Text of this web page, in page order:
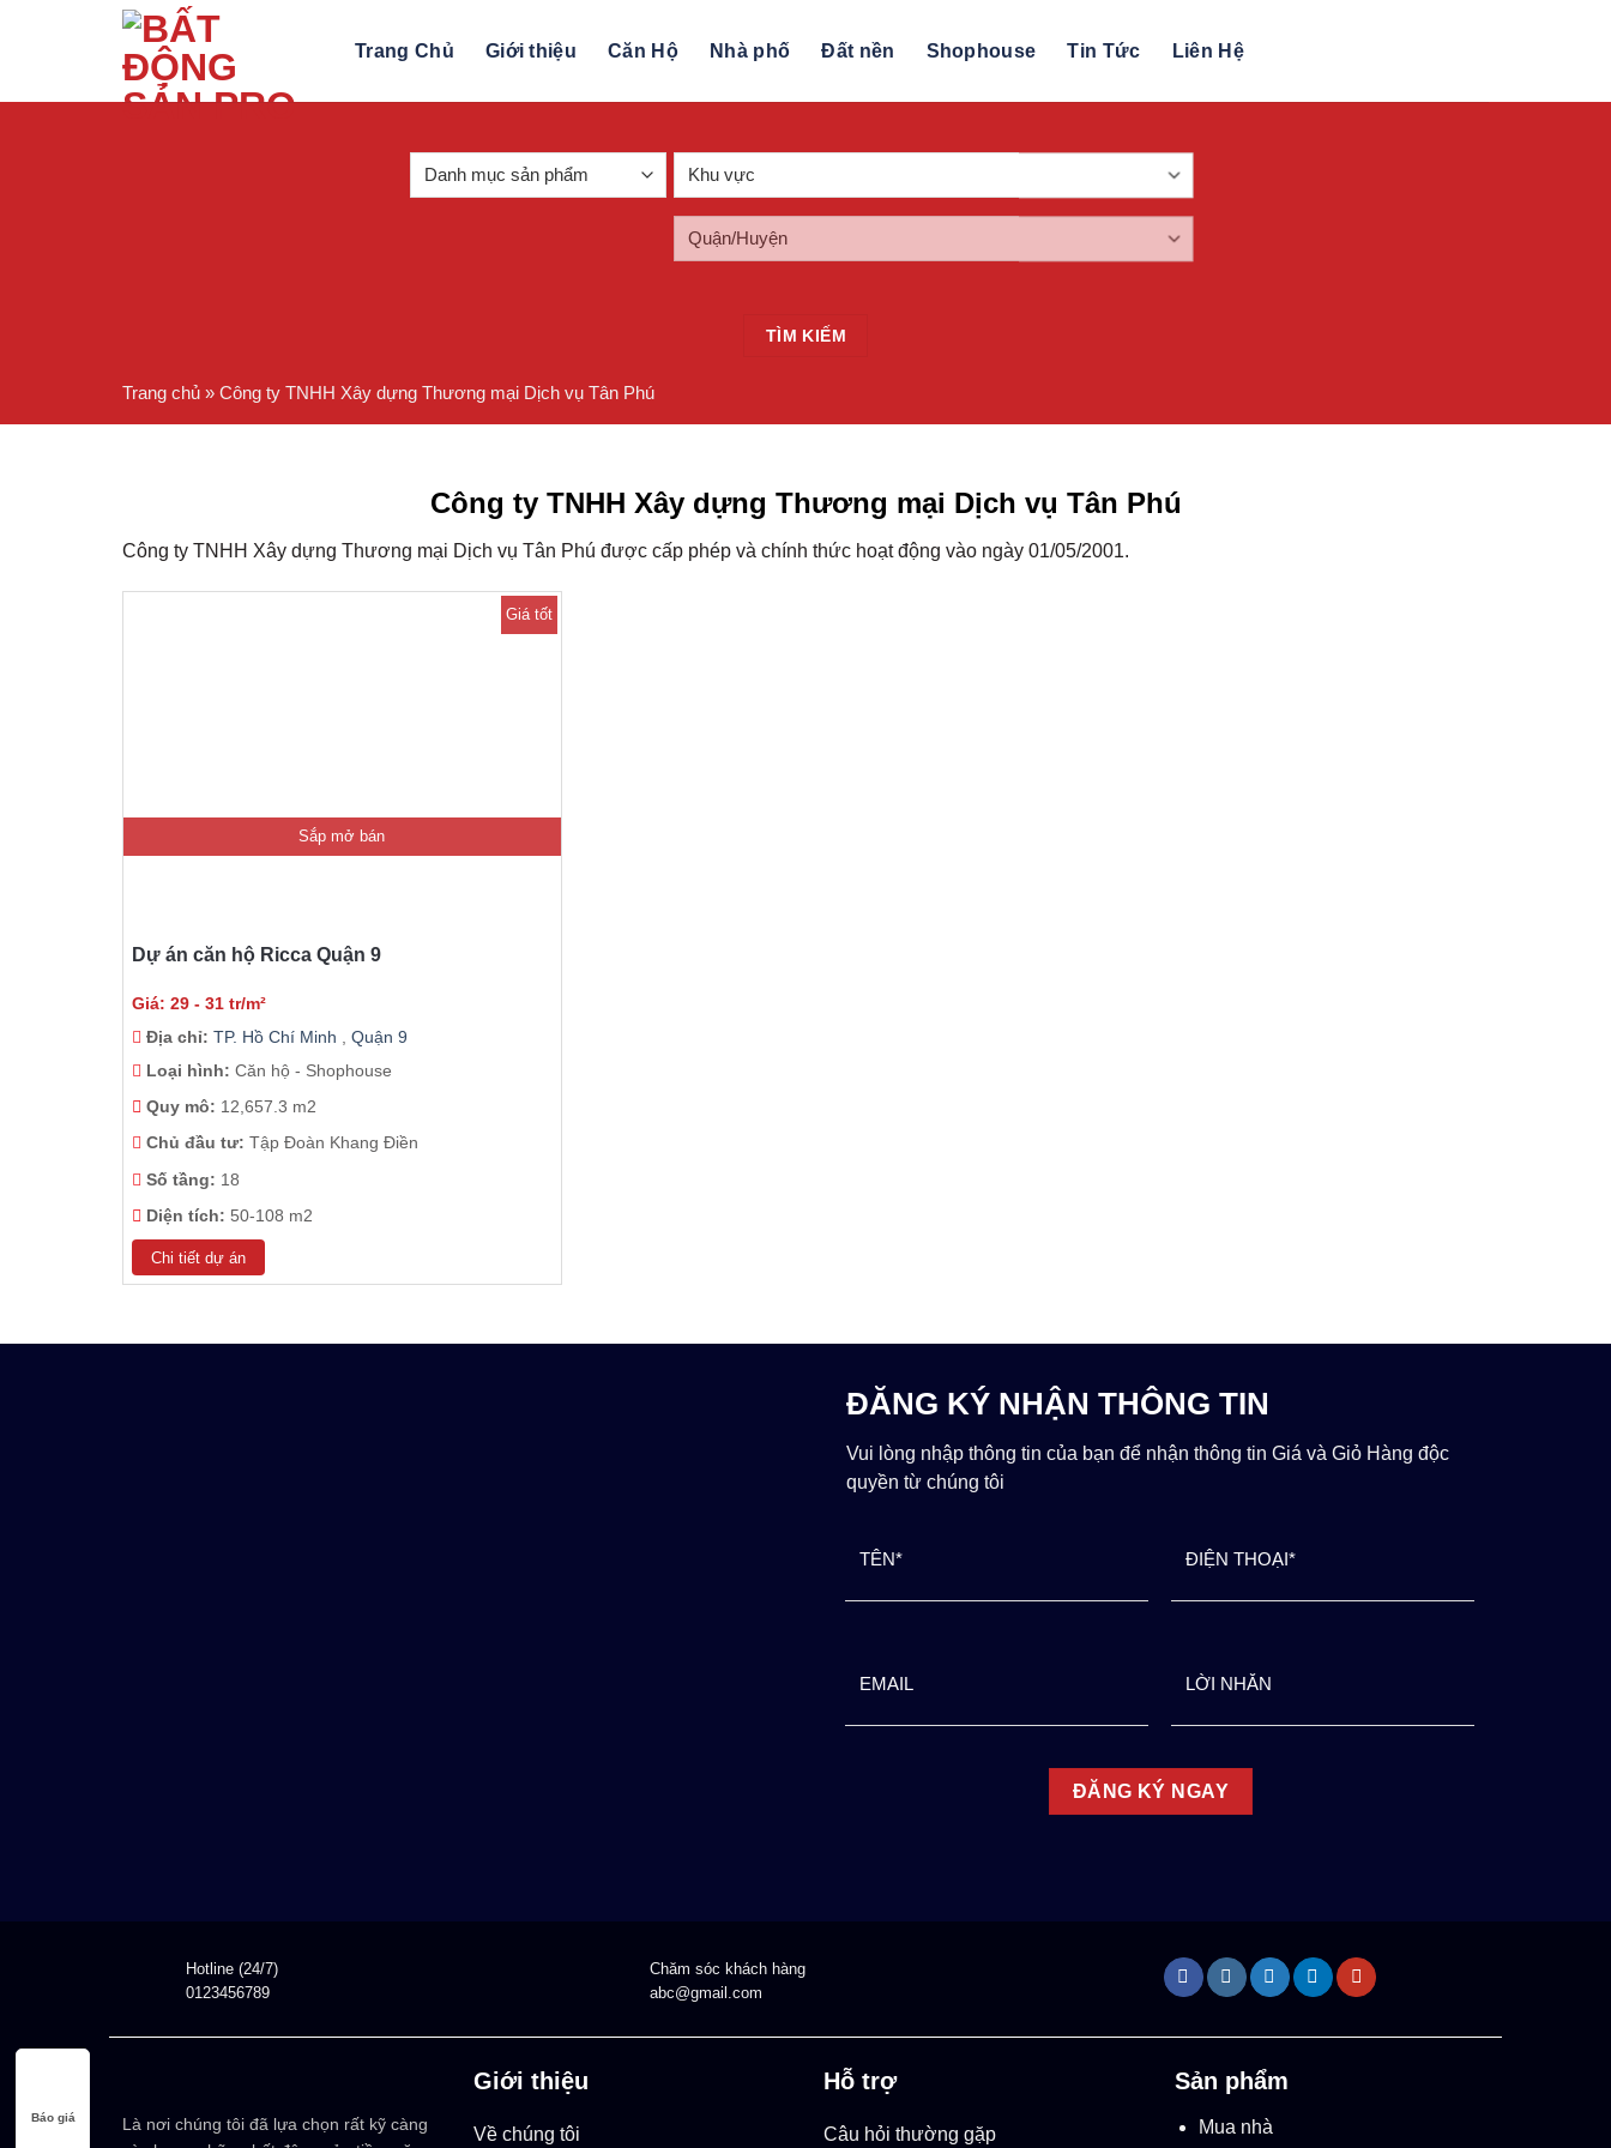
Trang Chủ Giới thiệu Căn Hộ Nhà phố Đất nền Shophouse Tin Tức Liên Hệ
Trang chủ » Công ty TNHH Xây dựng Thương mại Dịch vụ Tân Phú
TÌM KIẾM
Công ty TNHH Xây dựng Thương mại Dịch vụ Tân Phú
Công ty TNHH Xây dựng Thương mại Dịch vụ Tân Phú được cấp phép và chính thức hoạt động vào ngày 01/05/2001.
Giá tốt
Sắp mở bán
Dự án căn hộ Ricca Quận 9
Giá: 29 - 31 tr/m²
Địa chỉ: TP. Hồ Chí Minh
Quận 9
Loại hình: Căn hộ - Shophouse
Quy mô: 12,657.3 m2
Chủ đầu tư: Tập Đoàn Khang Điền
Số tầng: 18
Diện tích: 50-108 m2
Chi tiết dự án
ĐĂNG KÝ NHẬN THÔNG TIN
Vui lòng nhập thông tin của bạn để nhận thông tin Giá và Giỏ Hàng độc
quyền từ chúng tôi
Hotline (24/7)
0123456789
Chăm sóc khách hàng
abc@gmail.com
Là nơi chúng tôi đã lựa chọn rất kỹ càng
Giới thiệu
Về chúng tôi
Hỗ trợ
Câu hỏi thường gặp
Sản phẩm
Mua nhà
Báo giá